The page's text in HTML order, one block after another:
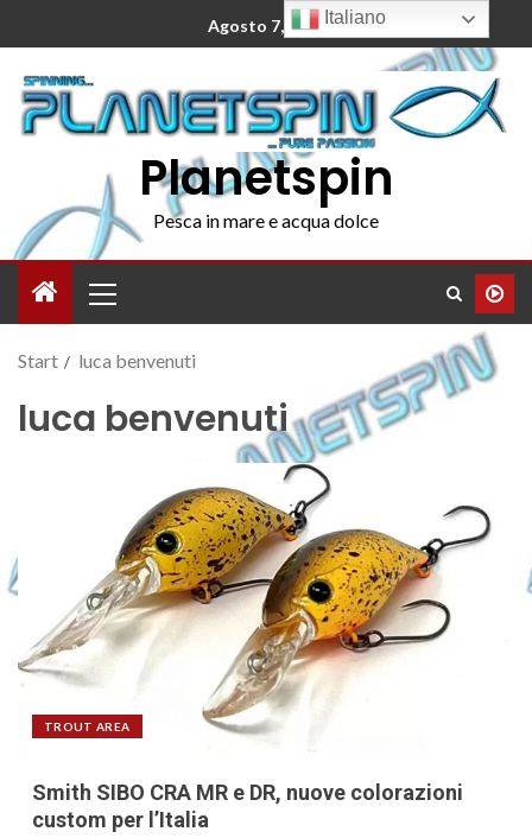
Agosto 7, 2026
Planetspin
Pesca in mare e acqua dolce
Start luca benvenuti
luca benvenuti
TROUT AREA
Smith SIBO CRA MR e DR, nuove colorazioni
custom per l’Italia
Italiano